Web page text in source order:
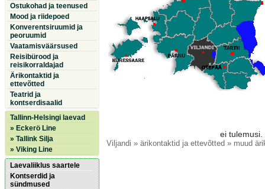
Ostukohad ja teenused
Mood ja riidepoed
Konverentsiruumid ja
peoruumid
Vaatamisväärsused
Reisibürood ja
reisikorraldajad
Ärikontaktid ja
ettevõtted
Teatrid ja
kontserdisaalid
Tallinn-Helsingi laevad
» Eckerö Line
» Tallink Silja
» Viking Line
Laevaliiklus saartele
Kontserdid ja
sündmused
ei tulemusi.
Viljandi » ärikontaktid ja ettevõtted » muud